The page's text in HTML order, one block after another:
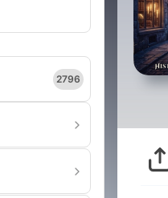
2796